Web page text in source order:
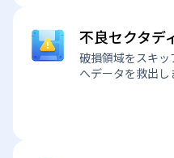
不良セクタデ
破損領域をスキ
へデータを救出し